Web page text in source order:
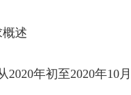
述
年初至2020年10